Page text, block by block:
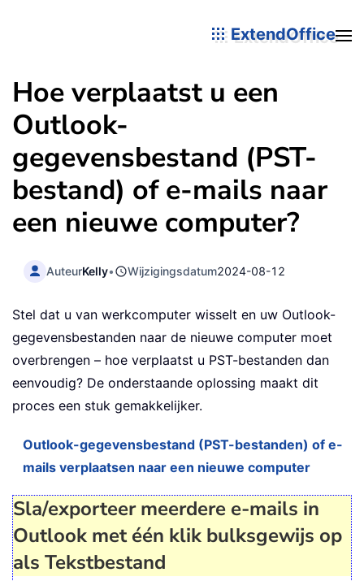
ExtendOffice
Hoe verplaatst u een
Outlook-
gegevensbestand (PST-
bestand) of e-mails naar
een nieuwe computer?
AuteurKelly• Wijzigingsdatum2024-08-12
Stel dat u van werkcomputer wisselt en uw Outlook-
gegevensbestanden naar de nieuwe computer moet
overbrengen – hoe verplaatst u PST-bestanden dan
eenvoudig? De onderstaande oplossing maakt dit
proces een stuk gemakkelijker.
Outlook-gegevensbestand (PST-bestanden) of e-
mails verplaatsen naar een nieuwe computer
Sla/exporteer meerdere e-mails in
Outlook met één klik bulksgewijs op
als Tekstbestand